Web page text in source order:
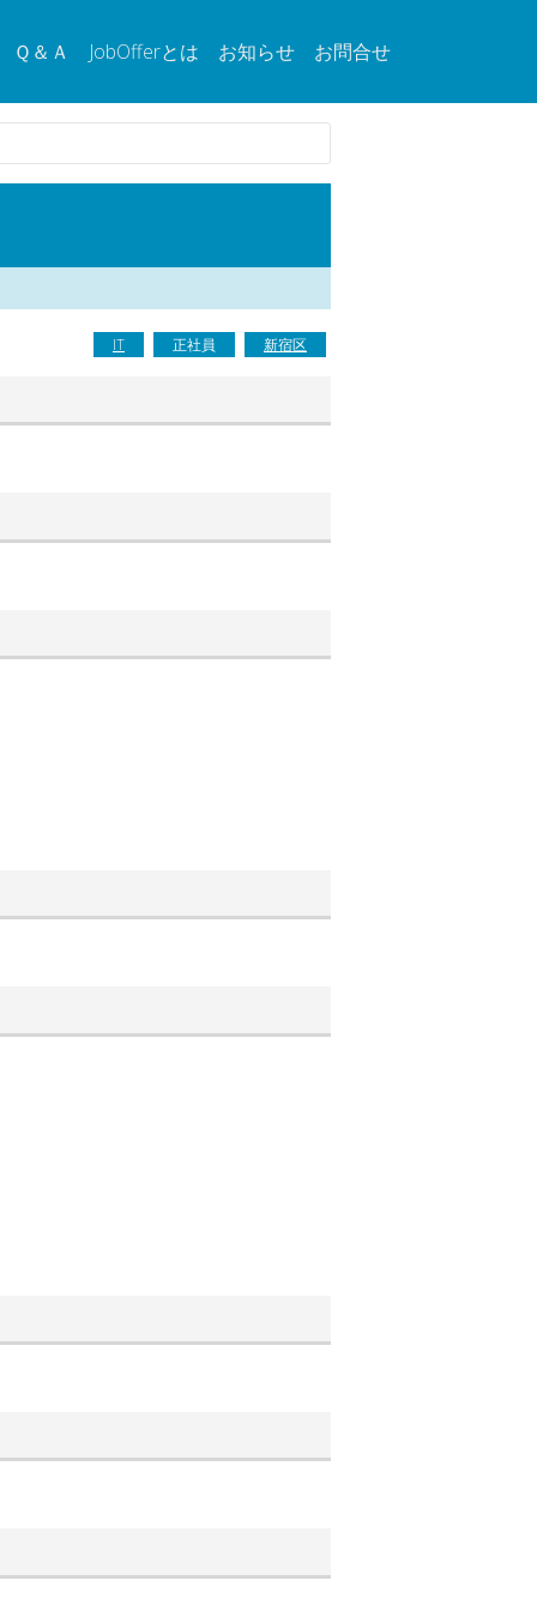
Ｑ＆Ａ JobOfferとは お知らせ お問合せ
IT 正社員 新宿区